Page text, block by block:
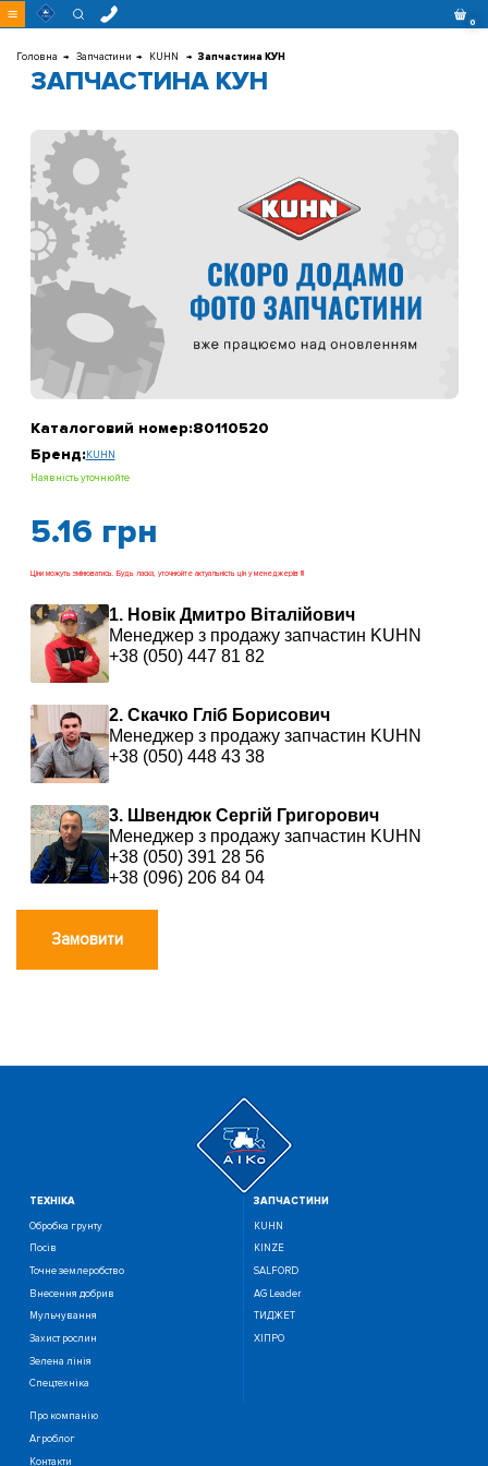
Перейти
до 0
Головна Запчастини KUHN Запчастина КУН
ЗАПЧАСТИНА КУН
Каталоговий номер:80110520
Бренд:KUHN
Наявність уточнюйте
5.16 грн
Ціни можуть змінюватись. Будь ласка, уточнюйте актуальність цін у менеджерів !!!
1. Новік Дмитро Віталійович
Менеджер з продажу запчастин KUHN
+38 (050) 447 81 82
2. Скачко Гліб Борисович
Менеджер з продажу запчастин KUHN
+38 (050) 448 43 38
3. Швендюк Сергій Григорович
Менеджер з продажу запчастин KUHN
+38 (050) 391 28 56
+38 (096) 206 84 04
Замовити
ТЕХНIКА
Обробка грунту
Посiв
Точне землеробство
Внесення добрив
Мульчування
Захист рослин
Зелена лінія
Спецтехніка
ЗАПЧАСТИНИ
KUHN
KINZE
SALFORD
AG Leader
ТИДЖЕТ
ХІПРО
Про компанію
Агроблог
Контакти